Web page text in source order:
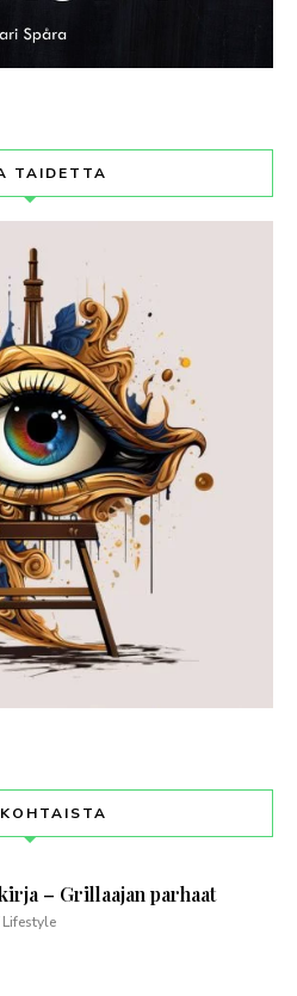
TAIDETTA
– Grillaajan parhaat